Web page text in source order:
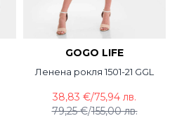
GOGO LIFE
Ленена рокля 1501-21 GGL
79,25 €/155,00 лв.
38,83 €/75,94 лв.